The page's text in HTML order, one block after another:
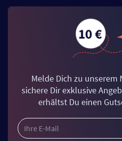
Melde Dich zu
sichere Dir exklusive
erhältst Du einen